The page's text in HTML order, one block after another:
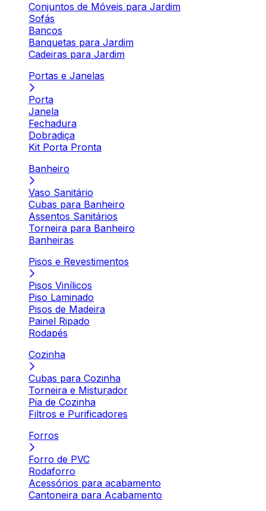
Conjuntos de Móveis para Jardim
Sofás
Bancos
Banquetas para Jardim
Cadeiras para Jardim
Portas e Janelas
Porta
Janela
Fechadura
Dobradiça
Kit Porta Pronta
Banheiro
Vaso Sanitário
Cubas para Banheiro
Assentos Sanitários
Torneira para Banheiro
Banheiras
Pisos e Revestimentos
Pisos Vinílicos
Piso Laminado
Pisos de Madeira
Painel Ripado
Rodapés
Cozinha
Cubas para Cozinha
Torneira e Misturador
Pia de Cozinha
Filtros e Purificadores
Forros
Forro de PVC
Rodaforro
Acessórios para acabamento
Cantoneira para Acabamento